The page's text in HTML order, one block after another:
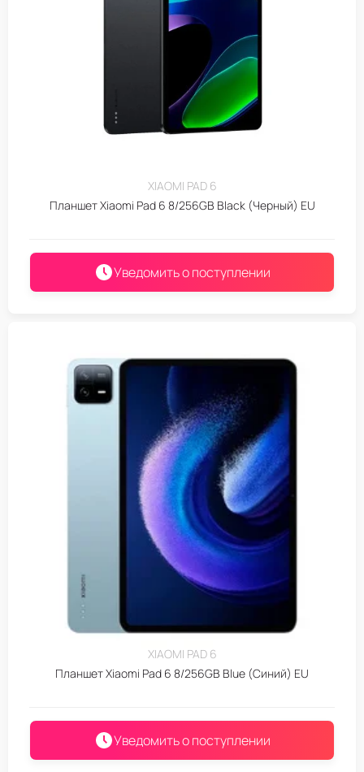
XIAOMI PAD 6
Планшет Xiaomi Pad 6 8/256GB Black (Черный) EU
Уведомить о поступлении
XIAOMI PAD 6
Планшет Xiaomi Pad 6 8/256GB Blue (Синий) EU
Уведомить о поступлении